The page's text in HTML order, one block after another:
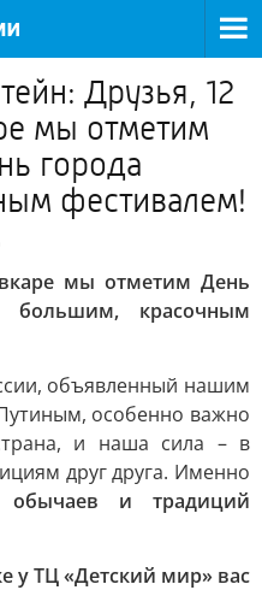
Друзья, 12
мы отметим
города
фестивалем!
мы отметим День
красочным
объявленный нашим
особенно важно
и наша сила – в
друг друга. Именно
обычаев и традиций
у ТЦ «Детский мир» вас